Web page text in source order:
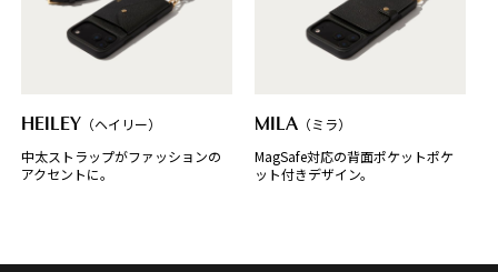
HEILEY（ヘイリー）
中太ストラップがファッションの
アクセントに。
MILA （ミラ）
MagSafe対応の背面ポケットポケ
ット付きデザイン。